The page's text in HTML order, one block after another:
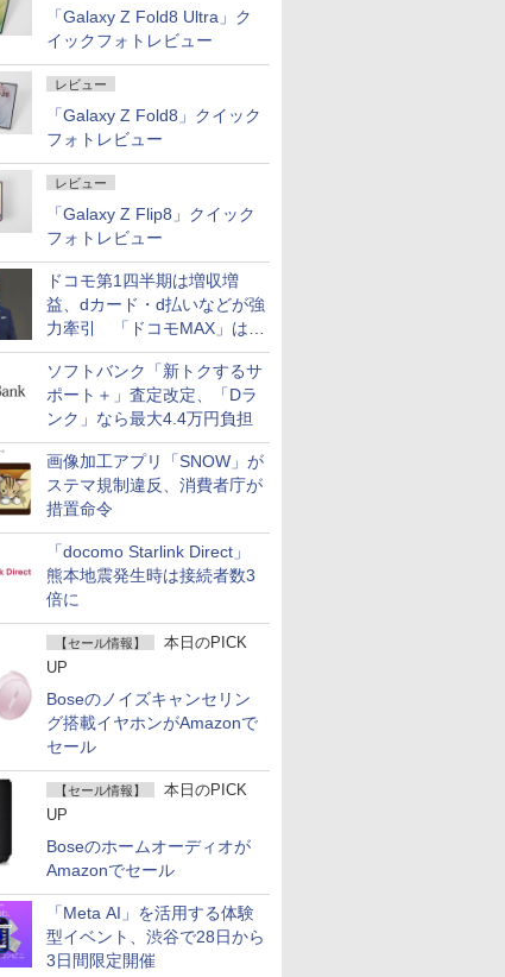
「Galaxy Z Fold8 Ultra」ク
イックフォトレビュー
レビュー
「Galaxy Z Fold8」クイック
フォトレビュー
レビュー
「Galaxy Z Flip8」クイック
フォトレビュー
ドコモ第1四半期は増収増
益、dカード・d払いなどが強
力牽引 「ドコモMAX」は
400万契約突破
ソフトバンク「新トクするサ
ポート＋」査定改定、「Dラ
ンク」なら最大4.4万円負担
画像加工アプリ「SNOW」が
ステマ規制違反、消費者庁が
措置命令
「docomo Starlink Direct」
熊本地震発生時は接続者数3
倍に
【セール情報】
本日のPICK
UP
Boseのノイズキャンセリン
グ搭載イヤホンがAmazonで
セール
【セール情報】
本日のPICK
UP
Boseのホームオーディオが
Amazonでセール
「Meta AI」を活用する体験
型イベント、渋谷で28日から
3日間限定開催